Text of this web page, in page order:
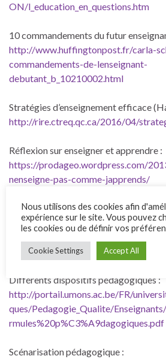
ON/l_education_en_questions.htm
10 commandements du futur
http://www.huffingtonpost.fr/carla-
commandements-de-lenseignant-
debutant_b_10210002.html
Stratégies d’enseignement efficace
http://rire.ctreq.qc.ca/2016/04/
Réflexion sur enseigner et apprendre :
https://prodageo.wordpress.com/
nenseigne-pas-comme-japprends/
Pédagogie active et enseignement
https://
decouvrir-12-pratiques-
lenseignement-superieur/
Différents dispositifs pédagogiques :
http://portail.umons.ac.be/FR/
ques/Pedagogie_Qualite/
rmules%20p%C3%A9dagogiques.pdf
Scénarisation pédagogique :
Nous utilisons des cookies afin
expérience sur le site. Vous pouvez
les cookies ou de définir vos
Cookie Settings Accept All